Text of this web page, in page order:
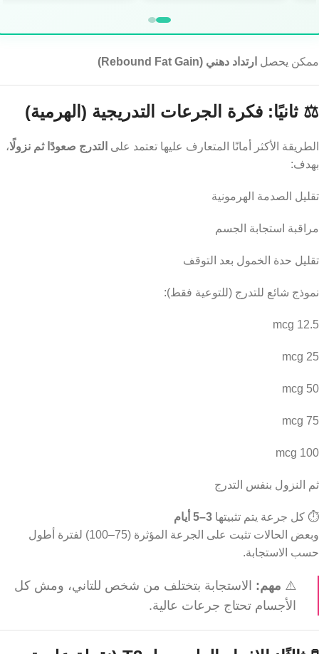
ممكن يحصل ارتداد دهني (Rebound Fat Gain)
⚖️ ثانيًا: فكرة الجرعات التدريجية (الهرمية)
الطريقة الأكثر أمانًا المتعارف عليها تعتمد على التدرج صعودًا ثم نزولًا،
بهدف:
تقليل الصدمة الهرمونية
مراقبة استجابة الجسم
تقليل حدة الخمول بعد التوقف
نموذج شائع للتدرج (للتوعية فقط):
12.5 mcg
25 mcg
50 mcg
75 mcg
100 mcg
ثم النزول بنفس التدرج
⏱️ كل جرعة يتم تثبيتها 3–5 أيام
وبعض الحالات تثبت على الجرعة المؤثرة (75–100) لفترة أطول
حسب الاستجابة.
⚠️ مهم: الاستجابة بتختلف من شخص للتاني، ومش كل
الأجسام تحتاج جرعات عالية.